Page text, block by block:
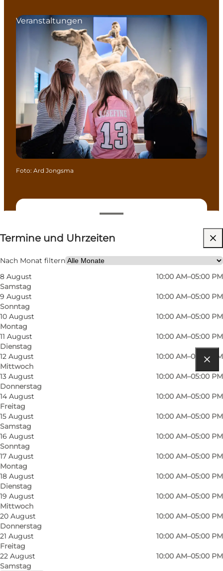
Termine und Uhrzeiten
Termine und Uhrzeiten
Nach Monat filtern
8 August
Samstag
10:00 AM–05:00 PM
9 August
Sonntag
10:00 AM–05:00 PM
10 August
Montag
10:00 AM–05:00 PM
11 August
Dienstag
10:00 AM–05:00 PM
12 August
Mittwoch
10:00 AM–05:00 PM
13 August
Donnerstag
10:00 AM–05:00 PM
14 August
Freitag
10:00 AM–05:00 PM
15 August
Samstag
10:00 AM–05:00 PM
16 August
Sonntag
10:00 AM–05:00 PM
17 August
Montag
10:00 AM–05:00 PM
18 August
Dienstag
10:00 AM–05:00 PM
19 August
Mittwoch
10:00 AM–05:00 PM
20 August
Donnerstag
10:00 AM–05:00 PM
21 August
Freitag
10:00 AM–05:00 PM
22 August
Samstag
10:00 AM–05:00 PM
Website besuchen
Mir selbst, Mein Partner, Freunde, Kinder
Veranstaltungen
Foto: Ard Jongsma
Route anzeigen
Møntestræde 1
5000 Odense C